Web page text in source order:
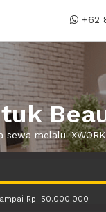
+62
melalui XWORK
Rp. 50.000.000